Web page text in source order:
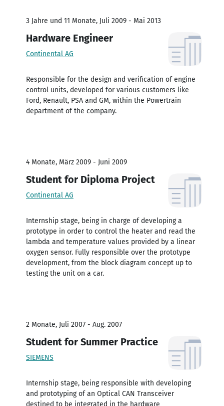
3 Jahre und 11 Monate, Juli 2009 - Mai 2013
Hardware Engineer
Continental AG
Responsible for the design and verification of engine
control units, developed for various customers like
Ford, Renault, PSA and GM, within the Powertrain
department of the company.
4 Monate, März 2009 - Juni 2009
Student for Diploma Project
Continental AG
Internship stage, being in charge of developing a
prototype in order to control the heater and read the
lambda and temperature values provided by a linear
oxygen sensor. Fully responsible over the prototype
development, from the block diagram concept up to
testing the unit on a car.
2 Monate, Juli 2007 - Aug. 2007
Student for Summer Practice
SIEMENS
Internship stage, being responsible with developing
and prototyping of an Optical CAN Transceiver
destined to be integrated in the hardware